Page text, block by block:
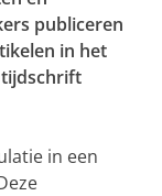
publiceren
in het
tijdschrift
in een